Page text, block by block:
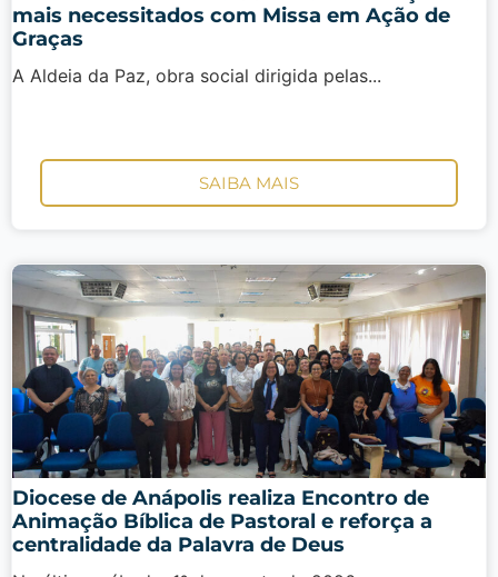
mais necessitados com Missa em Ação de
Graças
A Aldeia da Paz, obra social dirigida pelas...
SAIBA MAIS
Diocese de Anápolis realiza Encontro de
Animação Bíblica de Pastoral e reforça a
centralidade da Palavra de Deus